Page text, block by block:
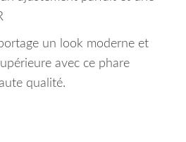
un look moderne et
avec ce phare
qualité.